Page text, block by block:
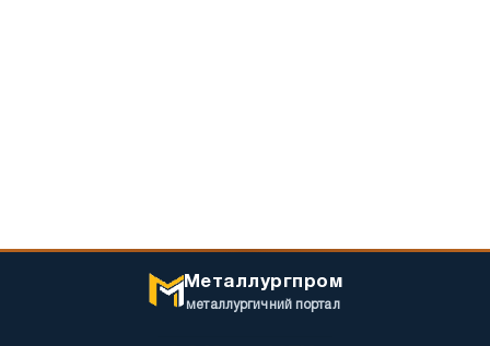
Металлургпром
металлургичний портал